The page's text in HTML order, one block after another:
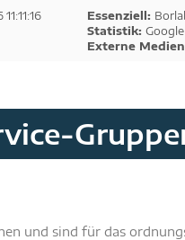
Essenziell:
Statistik:
Externe Medien
und sind für das